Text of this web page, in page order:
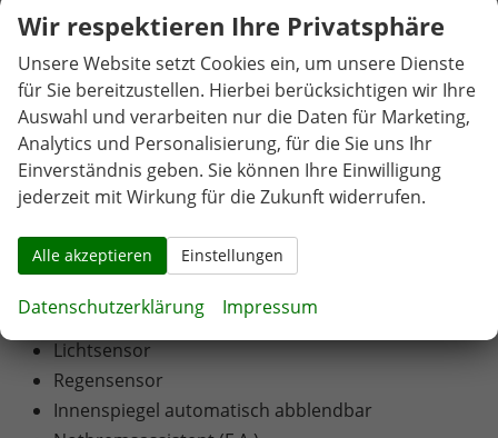
Radio
DAB Receiver
Bluetooth
USB Anschluss
Apple Car Play
Touchscreen
ABS
Servolenkung
Lichtsensor
Regensensor
Innenspiegel automatisch abblendbar
Wir respektieren Ihre Privatsphäre
Unsere Website setzt Cookies ein, um unsere Dienste
für Sie bereitzustellen. Hierbei berücksichtigen wir Ihre
Auswahl und verarbeiten nur die Daten für Marketing,
Analytics und Personalisierung, für die Sie uns Ihr
Einverständnis geben. Sie können Ihre Einwilligung
jederzeit mit Wirkung für die Zukunft widerrufen.
Alle akzeptieren Einstellungen
Datenschutzerklärung Impressum